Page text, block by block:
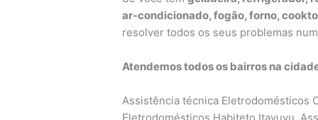
ar-condicionado, fogão, forno,
resolver todos os seus problemas
Atendemos todos os bairros na
Assistência técnica Eletrodomésticos Cajuru do Sul, Éden, Assistência técnica Eletrodomésticos Habiteto Itavuvu, Assistência técnica Eletrodomésticos Itinga, Assistência técnica Eletrodomésticos bom jesus, Assistência técnica Eletrodomésticos Além Linha, Assistência técnica Eletrodomésticos Além Ponte, Assistência técnica Eletrodomésticos Ana Maria, Assistência técnica Eletrodomésticos Aparecida, Assistência técnica Eletrodomésticos Aparecidinha, Assistência técnica Eletrodomésticos Vossoroca, Assistência técnica Eletrodomésticos Boa Vista, Assistência técnica Eletrodomésticos Brigadeiro Tobias, Assistência técnica Eletrodomésticos Caguassu, Assistência técnica Eletrodomésticos Caputera, Assistência técnica Eletrodomésticos Central Parque Sorocaba, Assistência técnica Eletrodomésticos Centro, Assistência técnica Eletrodomésticos Chácara Três Marias, Assistência técnica Eletrodomésticos Chácaras Reunidas São Jorge, Assistência técnica Eletrodomésticos Cidade Jardim, Assistência técnica Eletrodomésticos Condomínio Golden Park Residence, Assistência técnica Eletrodomésticos Condomínio Residencial Village D’Avignon, Assistência técnica Eletrodomésticos Condomínio Residencial Village Vert, Assistência técnica Eletrodomésticos Conjunto Habitacional Doutor Ulisses Guimarães, Assistência técnica Eletrodomésticos Conjunto Habitacional Herbert de Souza, Assistência técnica Eletrodomésticos Conjunto Habitacional Júlio de Mesquita Filho, Assistência técnica Eletrodomésticos Conjunto Habitacional Professor Benedicto Cleto, Assistência técnica Eletrodomésticos Conjunto Residencial Jardim Villagio Torino, Assistência técnica Eletrodomésticos Granja Olga I, Assistência técnica Eletrodomésticos Granja Olga II, Assistência técnica Eletrodomésticos Granja Olga III, Assistência técnica Eletrodomésticos Habiteto – Ana Paula Eleutério, Assistência técnica Eletrodomésticos Horto Florestal, Assistência técnica Eletrodomésticos Ibiti Royal Park, Assistência técnica Eletrodomésticos Inhayba, Assistência técnica Eletrodomésticos Ipanema das Pedras, Assistência técnica Eletrodomésticos Ipanema do Meio, Assistência técnica Eletrodomésticos Ipanema Ville, Assistência técnica Eletrodomésticos Ipatinga, Assistência técnica Eletrodomésticos Ipiranga, Assistência técnica Eletrodomésticos Iporanga, Assistência técnica Eletrodomésticos Itavuvu, Assistência técnica Eletrodomésticos Jardim Abaeté, Assistência técnica Eletrodomésticos Jardim Abatiá, Assistência técnica Eletrodomésticos Jardim Aeroporto, Assistência técnica Eletrodomésticos Jardim Alegria, Assistência técnica Eletrodomésticos Jardim Alpes de Sorocaba, Assistência técnica Eletrodomésticos Jardim Altos do Itavuvu, Assistência técnica Eletrodomésticos Jardim Alvorada, Assistência técnica Eletrodomésticos Jardim Amalia, Assistência técnica Eletrodomésticos Jardim América, Assistência técnica Eletrodomésticos Jardim Americano, Assistência técnica Eletrodomésticos Jardim Ana Maria, Assistência técnica Eletrodomésticos Jardim Astro, Assistência técnica Eletrodomésticos Jardim Atílio Silvano, Assistência técnica Eletrodomésticos Jardim Avore Pilungo, Assistência técnica Eletrodomésticos Jardim Bandeirantes, Assistência técnica Eletrodomésticos Jardim Bertanha, Assistência técnica Eletrodomésticos Jardim Betânia, Assistência técnica Eletrodomésticos Jardim Boa Esperança, Assistência técnica Eletrodomésticos Jardim Bonsucesso, Assistência técnica Eletrodomésticos Jardim Botucatu, Assistência técnica Eletrodomésticos Jardim Brasilândia, Assistência técnica Eletrodomésticos Jardim Califórnia, Assistência técnica Eletrodomésticos Jardim Camila, Assistência técnica Eletrodomésticos Jardim Campos do Conde II, Assistência técnica Eletrodomésticos Jardim Capitão, Assistência técnica Eletrodomésticos Jardim Carolina, Assistência técnica Eletrodomésticos Jardim Casa Branca, Assistência técnica Eletrodomésticos Jardim Celeste, Assistência técnica Eletrodomésticos Jardim Constantino Matucci, Assistência técnica Eletrodomésticos Jardim Copaíba, Assistência técnica Eletrodomésticos Jardim Cruzeiro do Sul, Assistência técnica Eletrodomésticos Jardim das Acácias, Assistência técnica Eletrodomésticos Jardim das Azaléias, Assistência técnica Eletrodomésticos Jardim das Estrelas, Assistência técnica Eletrodomésticos Jardim das Flores, Assistência técnica Eletrodomésticos Jardim das Magnólias, Assistência técnica Eletrodomésticos Jardim do Carmo, Assistência técnica Eletrodomésticos Jardim do Paço, Assistência técnica Eletrodomésticos Jardim do Sol, Assistência técnica Eletrodomésticos Jardim Dois Corações, Assistência técnica Eletrodomésticos Jardim dos Estados, Assistência técnica Eletrodomésticos Jardim dos Pássaros, Assistência técnica Eletrodomésticos Jardim Eden Ville, Assistência técnica Eletrodomésticos Jardim Edgar Marques,